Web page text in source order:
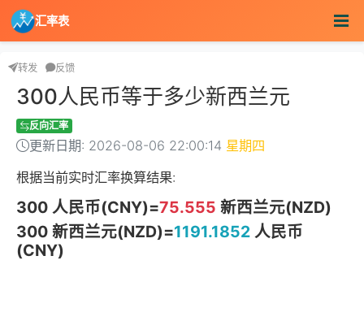
汇率表
转发 反馈
300人民币等于多少新西兰元
反向汇率
更新日期: 2026-08-06 22:00:14 星期四
根据当前实时汇率换算结果:
300 人民币(CNY)=75.555 新西兰元(NZD)
300 新西兰元(NZD)=1191.1852人民币
(CNY)